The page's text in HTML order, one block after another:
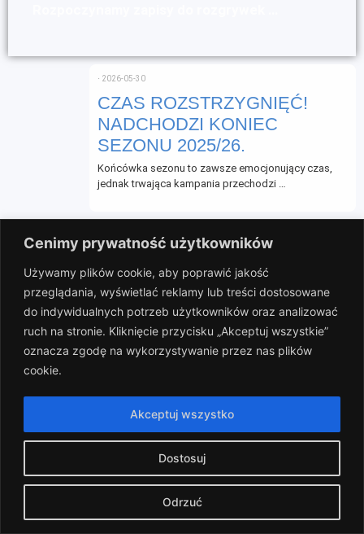
Cenimy prywatność użytkowników
Używamy plików cookie, aby poprawić jakość
przeglądania, wyświetlać reklamy lub treści dostosowane
do indywidualnych potrzeb użytkowników oraz analizować
ruch na stronie. Kliknięcie przycisku „Akceptuj wszystkie”
oznacza zgodę na wykorzystywanie przez nas plików
cookie.
Dostosuj
Odrzuć
Akceptuj wszystko
CZAS ROZSTRZYGNIĘĆ!
NADCHODZI KONIEC
SEZONU 2025/26.
⋅ 2026-05-30
Końcówka sezonu to zawsze emocjonujący czas,
jednak trwająca kampania przechodzi …
Komunikat
Informujemy, że drużyna FC ODPALENI zostaje
wykluczona z rozgrywek ze …
Zapisy start!
⚽ Start zapisów – runda wiosenna 2025/26! ☀️
Rozpoczynamy zapisy …